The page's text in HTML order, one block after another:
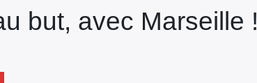
but, avec Marseille !